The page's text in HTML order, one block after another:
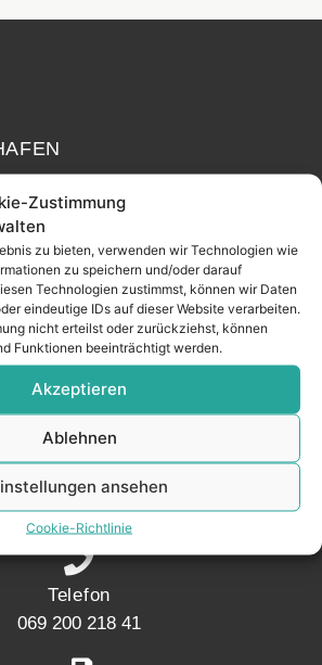
Zustimmung
zu bieten, verwenden wir Technologien wie
zu speichern und/oder darauf
Technologien zustimmst, können wir Daten
eindeutige IDs auf dieser Website verarbeiten.
nicht erteilst oder zurückziehst, können
Funktionen beeinträchtigt werden.
Akzeptieren
Ablehnen
ansehen
Cookie-Richtlinie
Adresse
Immobilien Speicherstraße 5
60327 Frankfurt
Telefon
069 200 218 41